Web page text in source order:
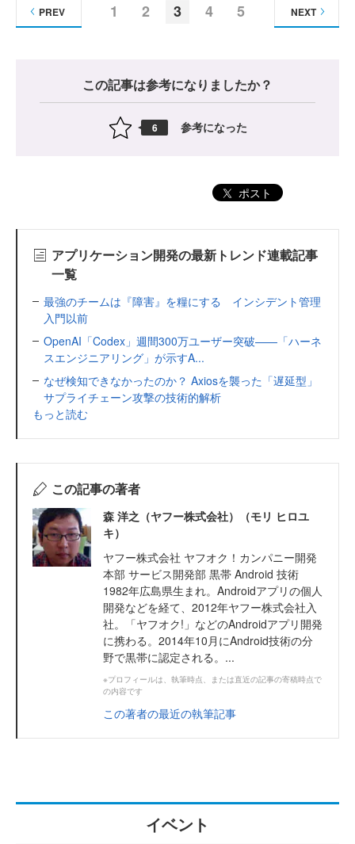
1 2 3 4 5
PREV NEXT
この記事は参考になりましたか？
6 参考になった
ポスト
アプリケーション開発の最新トレンド連載記事
一覧
最強のチームは『障害』を糧にする インシデント管理
入門以前
OpenAI「Codex」週間300万ユーザー突破——「ハーネ
スエンジニアリング」が示すA...
なぜ検知できなかったのか？ Axiosを襲った「遅延型」
サプライチェーン攻撃の技術的解析
もっと読む
この記事の著者
森 洋之（ヤフー株式会社）（モリ ヒロユ
キ）
ヤフー株式会社 ヤフオク！カンパニー開発
本部 サービス開発部 黒帯 Android 技術
1982年広島県生まれ。Androidアプリの個人
開発などを経て、2012年ヤフー株式会社入
社。「ヤフオク!」などのAndroidアプリ開発
に携わる。2014年10月にAndroid技術の分
野で黒帯に認定される。...
※プロフィールは、執筆時点、または直近の記事の寄稿時点で
の内容です
この著者の最近の執筆記事
イベント